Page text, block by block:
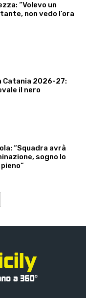
“Volevo un
non vedo l’ora
Catania 2026-27:
il nero
“Squadra avrà
sogno lo